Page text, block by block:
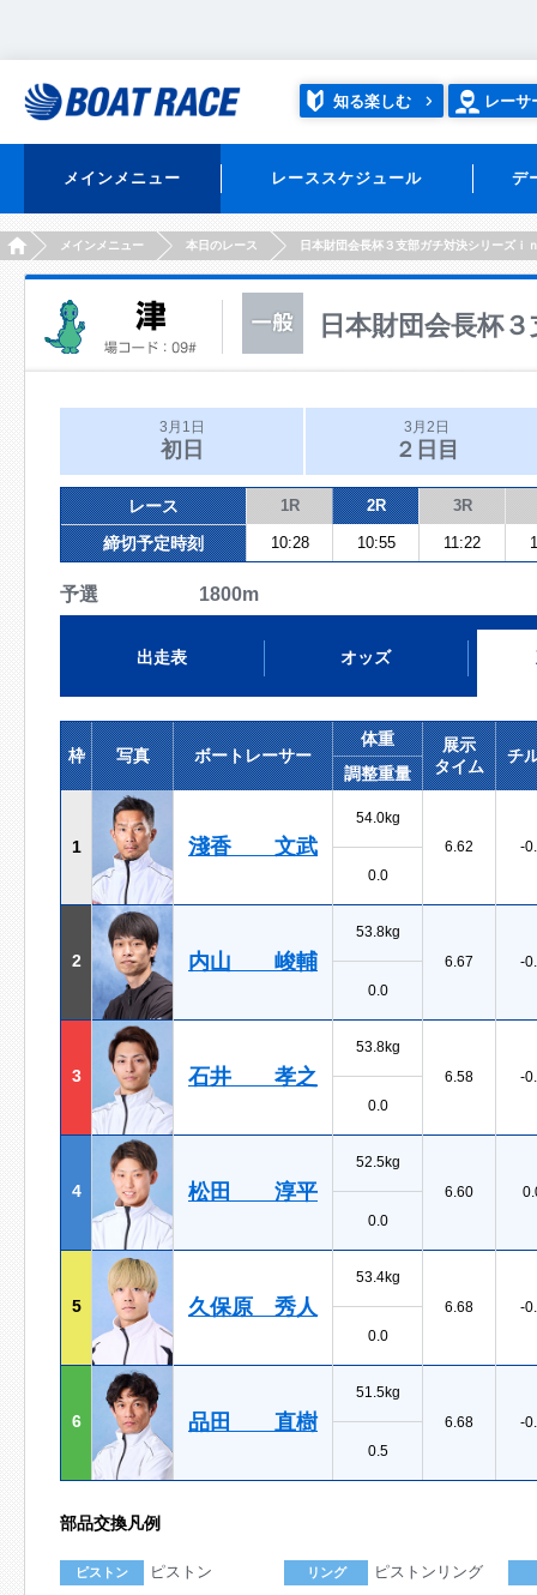
知る楽しむ レーサ
メインメニュー レーススケジュール デ
HOMEメインメニュー 本日のレース 日本財団会長杯３支部ガチ対決シリーズｉ
日本財団会長杯
3月1日
初日
3月2日
２日目
レース 1R 2R 3R
締切予定時刻 10:28 10:55 11:22
予選 1800m
出走表 オッズ
枠 写真 ボートレーサー
体重
展示
タイム
チ
調整重量
1 淺香 文武
54.0kg
6.62
-
0.0
2 内山 峻輔
53.8kg
6.67
-
0.0
3 石井 孝之
53.8kg
6.58
-
0.0
4 松田 淳平
52.5kg
6.60
0.0
5 久保原 秀人
53.4kg
6.68
-
0.0
6 品田 直樹
51.5kg
6.68
-
0.5
部品交換凡例
ピストン ピストン リング ピストンリング